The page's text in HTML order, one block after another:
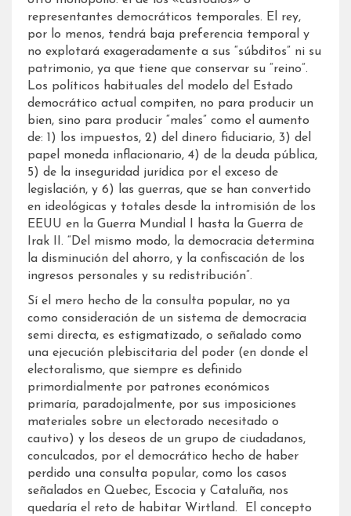
representantes democráticos temporales. El rey,
por lo menos, tendrá baja preferencia temporal y
no explotará exageradamente a sus “súbditos” ni su
patrimonio, ya que tiene que conservar su “reino”.
Los políticos habituales del modelo del Estado
democrático actual compiten, no para producir un
bien, sino para producir “males” como el aumento
de: 1) los impuestos, 2) del dinero fiduciario, 3) del
papel moneda inflacionario, 4) de la deuda pública,
5) de la inseguridad jurídica por el exceso de
legislación, y 6) las guerras, que se han convertido
en ideológicas y totales desde la intromisión de los
EEUU en la Guerra Mundial I hasta la Guerra de
Irak II. “Del mismo modo, la democracia determina
la disminución del ahorro, y la confiscación de los
ingresos personales y su redistribución”.
Sí el mero hecho de la consulta popular, no ya
como consideración de un sistema de democracia
semi directa, es estigmatizado, o señalado como
una ejecución plebiscitaria del poder (en donde el
electoralismo, que siempre es definido
primordialmente por patrones económicos
primaría, paradojalmente, por sus imposiciones
materiales sobre un electorado necesitado o
cautivo) y los deseos de un grupo de ciudadanos,
conculcados, por el democrático hecho de haber
perdido una consulta popular, como los casos
señalados en Quebec, Escocia y Cataluña, nos
quedaría el reto de habitar Wirtland. El concepto